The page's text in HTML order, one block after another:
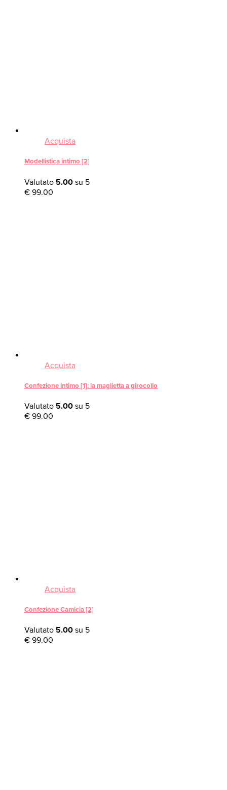
Acquista
Modellistica intimo [2]
Valutato 5.00 su 5
€ 99.00
Acquista
Confezione intimo [1]: la maglietta a girocollo
Valutato 5.00 su 5
€ 99.00
Acquista
Confezione Camicia [2]
Valutato 5.00 su 5
€ 99.00